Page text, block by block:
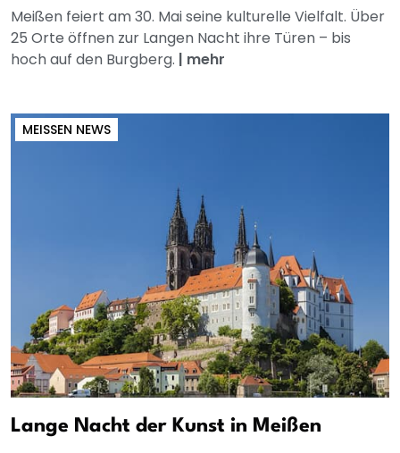
Meißen feiert am 30. Mai seine kulturelle Vielfalt. Über
25 Orte öffnen zur Langen Nacht ihre Türen – bis
hoch auf den Burgberg. | mehr
MEISSEN NEWS
Lange Nacht der Kunst in Meißen